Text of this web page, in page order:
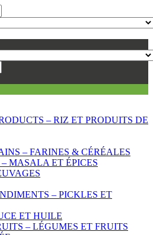
– RIZ ET PRODUITS DE
– FARINES & CÉRÉALES
MASALA ET ÉPICES
– PICKLES ET
ET HUILE
– LÉGUMES ET FRUITS